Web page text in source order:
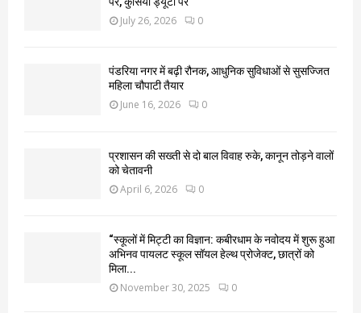
July 26, 2026 0
पंडरिया नगर में बढ़ी रौनक, आधुनिक सुविधाओं से सुसज्जित
महिला चौपाटी तैयार
June 16, 2026 0
प्रशासन की सख्ती से दो बाल विवाह रुके, कानून तोड़ने वालों
को चेतावनी
April 6, 2026 0
“स्कूलों में मिट्टी का विज्ञान: कबीरधाम के नवोदय में शुरू हुआ
अभिनव पायलट स्कूल सॉयल हेल्थ प्रोजेक्ट, छात्रों को
मिला...
November 30, 2025 0